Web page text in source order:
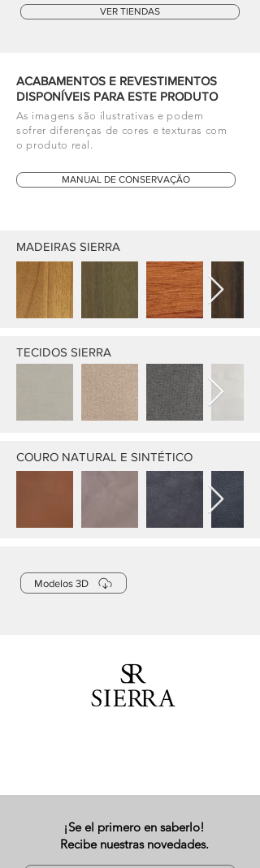
VER TIENDAS
ACABAMENTOS E REVESTIMENTOS
DISPONÍVEIS PARA ESTE PRODUTO
As imagens são ilustrativas e podem
sofrer diferenças de cores e texturas com
o produto real.
MANUAL DE CONSERVAÇÃO
MADEIRAS SIERRA
TECIDOS SIERRA
COURO NATURAL E SINTÉTICO
Modelos 3D
¡Se el primero en saberlo!
Recibe nuestras novedades.